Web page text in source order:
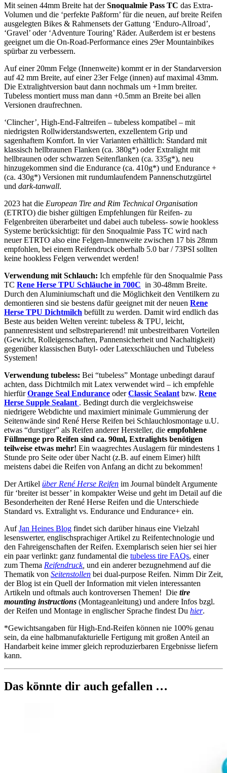
Mit seinen 44mm Breite hat derSnoqualmie Pass TC das Extra-
Volumen und die ‘perfekte Paßform’ für die neuen, auf breite Reifen
ausgelegten Bikes & Rahmensets der Gattung ‘Enduro-Allroad’,
‘Gravel’ oder ‘Adventure Touring’ Räder. Außerdem ist er bestens
geeignet um die On-Road-Performance eines 29er Mountainbikes
spürbar zu verbessern.
Auf einer 20mm Felge (Innenweite) kommt er in der Standarversion
auf 42 mm Breite, auf einer 23er Felge (innen) auf maximal 43mm.
Die Extralightversion baut dann nochmals um +1mm breiter.
Tubeless montiert muss man dann +0.5mm an Breite bei allen
Versionen draufrechnen.
‘Clincher’, High-End-Faltreifen – tubeless kompatibel – mit
niedrigsten Rollwiderstandswerten, exzellentem Grip und
sagenhaftem Komfort. In vier Varianten erhältlich: Standard mit
klassisch hellbraunen Flanken (ca. 380g*) oder Extralight mit
hellbraunen oder schwarzen Seitenflanken (ca. 335g*), neu
hinzugekommen sind die Endurance (ca. 410g*) und Endurance +
(ca. 430g*) Versionen mit rundumlaufendem Pannenschutzgürtel
und dark-tanwall.
2023 hat die European Tire and Rim Technical Organisation
(ETRTO) die bisher gültigen Empfehlungen für Reifen- zu
Felgenbreiten überarbeitet und dabei auch tubeless- sowie hookless
Systeme berücksichtigt: für den Snoqualmie Pass TC wird nach
neuer ETRTO also eine Felgen-Innenweite zwischen 17 bis 28mm
empfohlen, bei einem Reifendruck oberhalb 5.0 bar / 73PSI sollten
keine hookless Felgen verwendet werden!
Verwendung mit Schlauch: Ich empfehle für den Snoqualmie Pass
TC Rene Herse TPU Schläuche in 700C in 30-48mm Breite.
Durch den Aluminiumschaft und die Möglichkeit den Ventilkern zu
demontieren sind sie bestens dafür geeignet mit der neuen Rene
Herse TPU Dichtmilch befüllt zu werden. Damit wird endlich das
Beste aus beiden Welten vereint: tubeless & TPU, leicht,
pannenresistent und selbstreparierend! mit unbestreitbaren Vorteilen
(Gewicht, Rolleigenschaften, Pannensicherheit und Nachaltigkeit)
gegenüber klassischen Butyl- oder Latexschläuchen und Tubeless
Systemen!
Verwendung tubeless: Bei “tubeless” Montage unbedingt darauf
achten, dass Dichtmilch mit Latex verwendet wird – ich empfehle
hierfürOrange Seal Endurance oderClassic Sealant bzw. Rene
Herse Supple Sealant . Bedingt durch die vergleichsweise
niedrigere Webdichte und maximiert minimale Gummierung der
Seitenwände sind René Herse Reifen bei Schlauchlosmontage u.U.
etwas “durstiger” als Reifen anderer Hersteller, die empfohlene
Füllmenge pro Reifen sind ca. 90ml, Extralights benötigen
teilweise etwas mehr! Ein waagrechtes Auslagern für mindestens 1
Stunde pro Seite oder über Nacht (z.B. auf einem Eimer) hilft
meistens dabei die Reifen von Anfang an dicht zu bekommen!
Der Artikel über René Herse Reifen im Journal bündelt Argumente
für ‘breiter ist besser’ in kompakter Weise und geht im Detail auf die
Besonderheiten der René Herse Reifen und die Unterschiede
Standard vs. Extralight vs. Endurance und Endurance+ ein.
AufJan Heines Blog findet sich darüber hinaus eine Vielzahl
lesenswerter, englischsprachiger Artikel zu Reifentechnologie und
den Fahreigenschaften der Reifen. Exemplarisch seien hier sei hier
ein paar verlinkt: ganz fundamental die tubeless tire FAQs, einer
zum Thema Reifendruck, und ein anderer bezugnehmend auf die
Thematik von Seitenstollen bei dual-purpose Reifen. Nimm Dir Zeit,
der Blog ist ein Quell der Information mit vielen interessanten
Artikeln und oftmals auch kontroversen Themen! Die tire
mounting instructions (Montageanleitung) und andere Infos bzgl.
der Reifen und Montage in englischer Sprache findest Du hier.
*Gewichtsangaben für High-End-Reifen können nie 100% genau
sein, da eine halbmanufakturielle Fertigung mit großen Anteil an
Handarbeit keine immer gleich reproduzierbaren Ergebnisse liefern
kann.
Das könnte dir auch gefallen …